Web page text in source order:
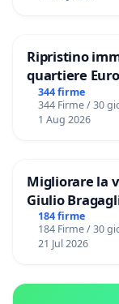
Ripristino
quartiere
344 firme
344 Firme / 30
1 Aug 2026
Migliorare la
Giulio
ROMA
184 firme
184 Firme / 30
21 Jul 2026